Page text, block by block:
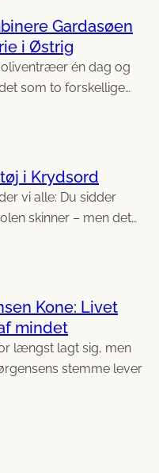
Gardasøen
i Østrig
én dag og
som to forskellige…
i Krydsord
vi alle: Du sidder
skinner – men det…
Kone: Livet
mindet
længst lagt sig, men
stemme lever